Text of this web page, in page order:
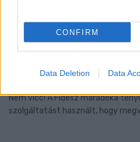
CONFIRM
Data Deletion Data
CZUNYINÉ HARCA A
FIÓKJÁT
Nem vicc! A Fidesz maradéka
szolgáltatást használt, hogy